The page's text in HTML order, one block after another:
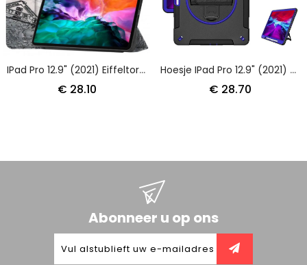
IPad Pro 12.9" (2021) Eiffeltoren Stylushouder
€ 28.10
Hoesje IPad Pro 12.9" (2021) (2020) (2018) Hybride Met Schouderriem
€ 28.70
Abonneer u op ons